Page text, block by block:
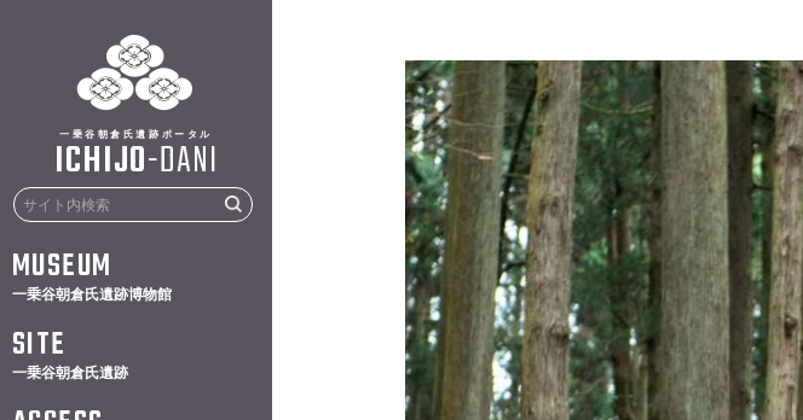
一乗谷朝倉氏遺跡ポータル
ICHIJO-DANI
MUSEUM
一乗谷朝倉氏遺跡博物館
SITE
一乗谷朝倉氏遺跡